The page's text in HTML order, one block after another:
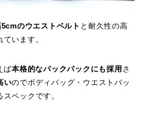
のウエストベルト と耐久性の高
います。
ば本格的なバックパックにも採用 さ
いのでボディバッグ・ウエストバッ
ペックです。